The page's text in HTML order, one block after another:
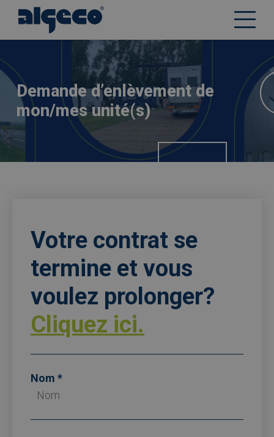
contenu
principal
Demande d’enlèvement de
mon/mes unité(s)
Votre contrat se
termine et vous
voulez prolonger?
Cliquez ici.
Nom